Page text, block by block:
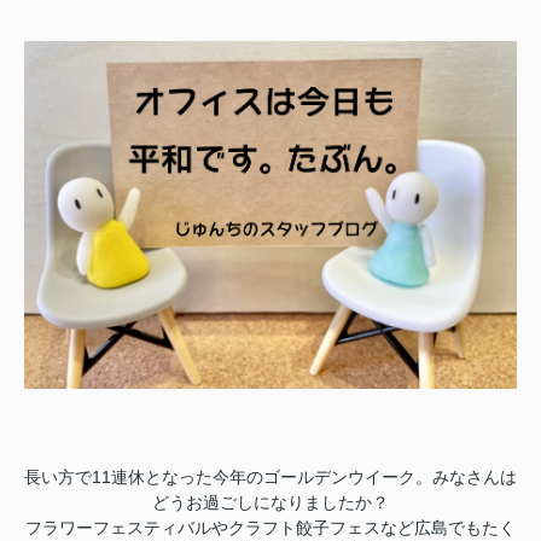
長い方で11連休となった今年のゴールデンウイーク。みなさんは
どうお過ごしになりましたか？
フラワーフェスティバルやクラフト餃子フェスなど広島でもたく